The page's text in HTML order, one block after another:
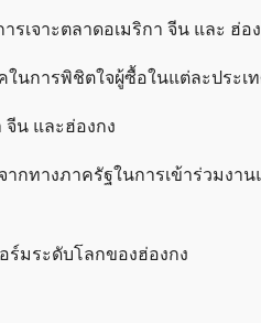
รเจาะตลาดอเมริกา จีน และ ฮ่อ
ในการพิชิตใจผู้ซื้อในแต่ละประเ
น และฮ่องกง
ทางภาครัฐในการเข้าร่วมงาน
ร์มระดับโลกของฮ่องกง